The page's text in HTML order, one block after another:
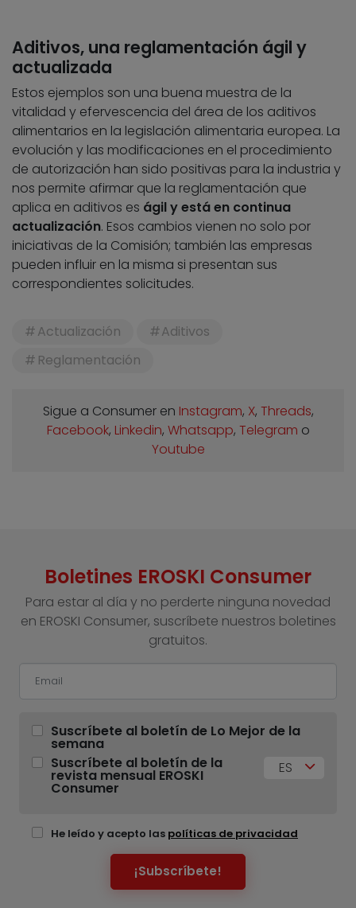
Aditivos, una reglamentación ágil y
actualizada
Estos ejemplos son una buena muestra de la
vitalidad y efervescencia del área de los aditivos
alimentarios en la legislación alimentaria europea. La
evolución y las modificaciones en el procedimiento
de autorización han sido positivas para la industria y
nos permite afirmar que la reglamentación que
aplica en aditivos es ágil y está en continua
actualización. Esos cambios vienen no solo por
iniciativas de la Comisión; también las empresas
pueden influir en la misma si presentan sus
correspondientes solicitudes.
Actualización
Aditivos
Reglamentación
Sigue a Consumer en Instagram, X, Threads,
Facebook, Linkedin, Whatsapp, Telegram o
Youtube
Boletines EROSKI Consumer
Para estar al día y no perderte ninguna novedad
en EROSKI Consumer, suscríbete nuestros boletines
gratuitos.
Suscríbete al boletín de Lo Mejor de la
semana
Suscríbete al boletín de la
revista mensual EROSKI
Consumer
ES
He leído y acepto las políticas de privacidad
¡Subscríbete!